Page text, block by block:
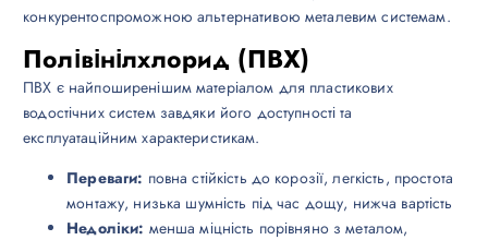
конкурентоспроможною альтернативою металевим системам.
Полівінілхлорид (ПВХ)
ПВХ є найпоширенішим матеріалом для пластикових
водостічних систем завдяки його доступності та
експлуатаційним характеристикам.
Переваги: повна стійкість до корозії, легкість, простота
монтажу, низька шумність під час дощу, нижча вартість
Недоліки: менша міцність порівняно з металом,